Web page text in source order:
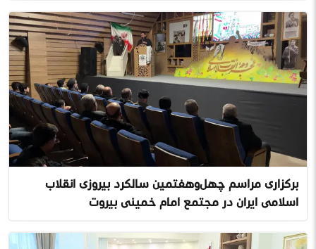
برگزاری مراسم چهل‌وهفتمین سالگرد پیروزی انقلاب
اسلامی ایران در مجتمع امام خمینی بیروت